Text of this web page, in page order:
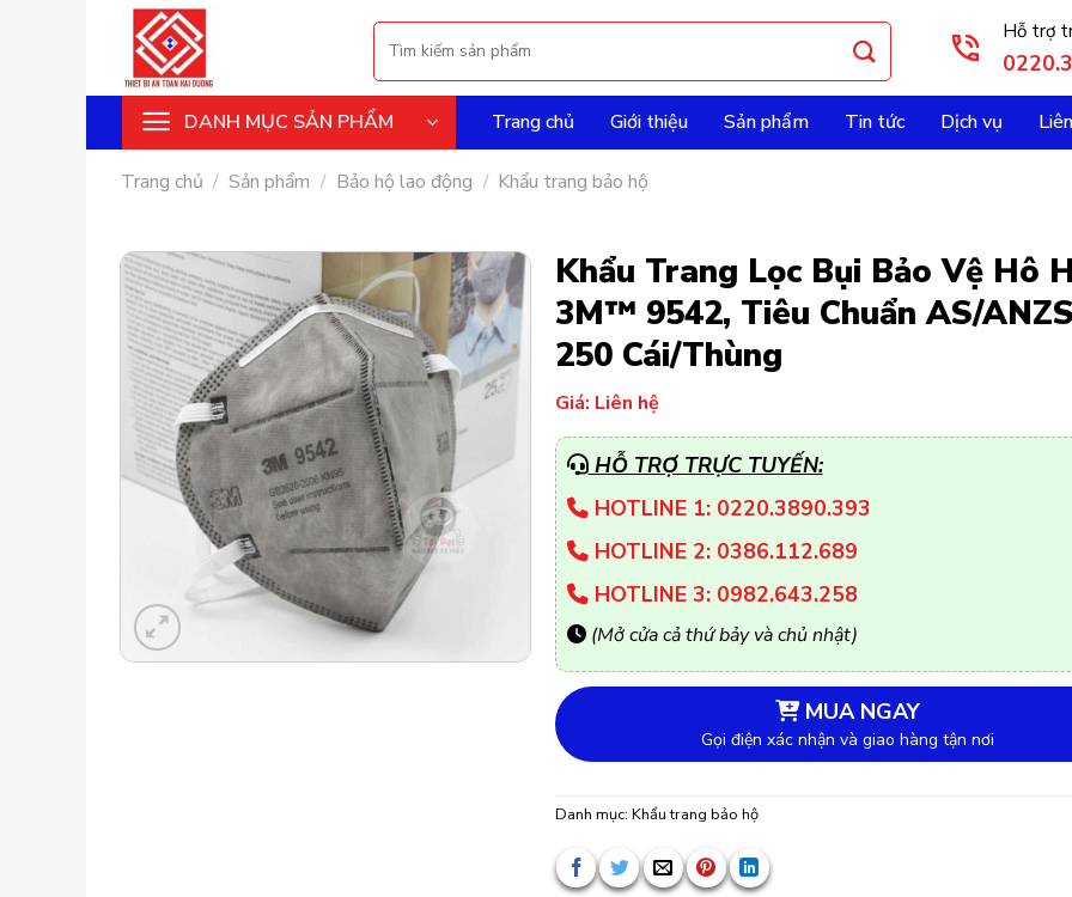
content
Tìm
kiếm:
Hỗ trợ
DANH MỤC SẢN PHẨM Trang chủ Giới thiệu Sản phẩm Tin tức Dịch vụ
Trang chủ / Sản phẩm / Bảo hộ lao động / Khẩu trang bảo hộ
Khẩu Trang Lọc Bụi Bảo Vệ Hô
3M™ 9542, Tiêu Chuẩn AS/
250 Cái/Thùng
Giá: Liên hệ
HỖ TRỢ TRỰC TUYẾN:
HOTLINE 1: 0220.3890.393
HOTLINE 2: 0386.112.689
HOTLINE 3: 0982.643.258
(Mở cửa cả thứ bảy và chủ nhật)
MUA NGAY
Gọi điện xác nhận và giao hàng tận nơi
Danh mục: Khẩu trang bảo hộ